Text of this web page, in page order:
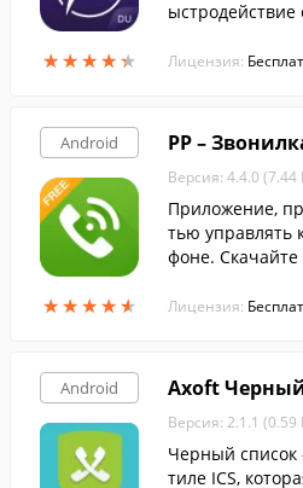
★★★★★
★★★★★ Лицензия:
Android
★★★★★
★★★★★
PP –
Версия: 4.4.0
Приложение,
тью управлять
фоне. Скачайте
Лицензия:
Android Axoft
Версия: 2.1.1
Черный список
тиле ICS,